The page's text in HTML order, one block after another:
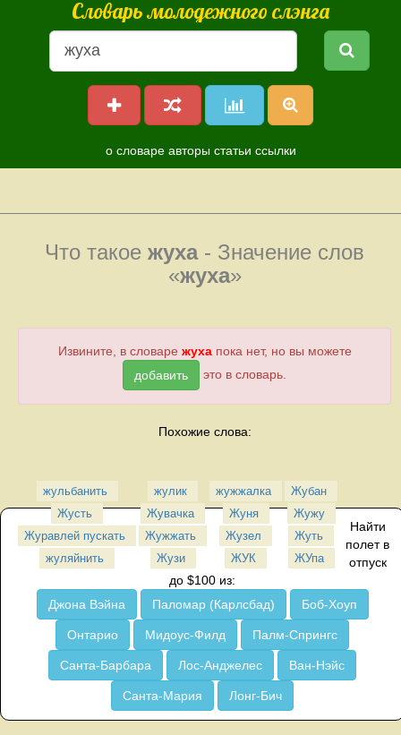
Словарь молодежного слэнга
о словаре авторы статьи ссылки
Что такое жуха- Значение слов
«жуха»
Извините, в словаре жухапока нет, но вы можете
добавить
это в словарь.
Похожие слова:
жульбанить
Жусть
Журавлей пускать
жуляйнить
жулик
Жувачка
Жужжать
Жузи
жужжалка
Жуня
Жузел
ЖУК
Жубан
Жужу
Жуть
ЖУпа
Найти
полет в
отпуск
до $100 из:
Джона Вэйна
Паломар (Карлсбад) Боб-Хоуп
Онтарио Мидоус-Филд Палм-Спрингс
Санта-Барбара Лос-Анджелес Ван-Нэйс
Санта-Мария Лонг-Бич